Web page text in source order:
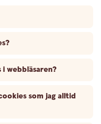
webbläsaren?
som jag alltid